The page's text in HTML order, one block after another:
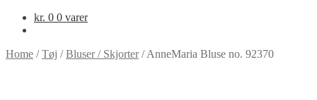
kr. 0 0 varer
Home /Tøj /Bluser / Skjorter/AnneMaria Bluse no. 92370